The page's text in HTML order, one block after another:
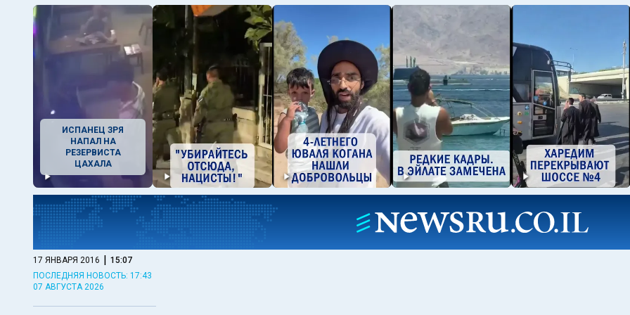
ИСПАНЕЦ ЗРЯ
НАПАЛ НА
РЕЗЕРВИСТА
ЦАХАЛА
17 ЯНВАРЯ 2016 | 15:07
ПОСЛЕДНЯЯ НОВОСТЬ: 17:43
07 АВГУСТА 2026